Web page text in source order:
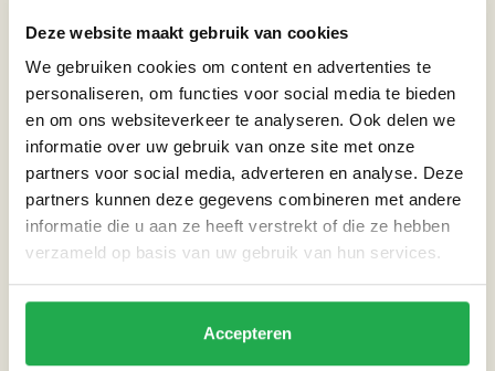
Deze website maakt gebruik van cookies
We gebruiken cookies om content en advertenties te
personaliseren, om functies voor social media te bieden
en om ons websiteverkeer te analyseren. Ook delen we
informatie over uw gebruik van onze site met onze
partners voor social media, adverteren en analyse. Deze
partners kunnen deze gegevens combineren met andere
informatie die u aan ze heeft verstrekt of die ze hebben
verzameld op basis van uw gebruik van hun services.
Accepteren
THEMA’S
Extreme neerslag
Overstromingsrisico